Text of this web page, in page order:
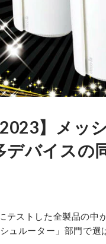
】メッ
デバイスの
ストした全製品の中
ュルーター」部門で